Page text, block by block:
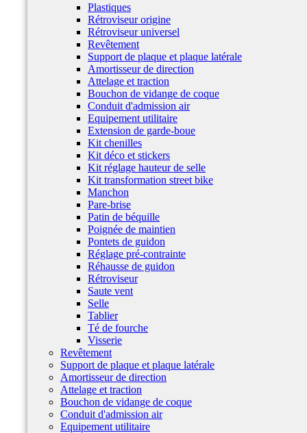
Plastiques
Rétroviseur origine
Rétroviseur universel
Revêtement
Support de plaque et plaque latérale
Amortisseur de direction
Attelage et traction
Bouchon de vidange de coque
Conduit d'admission air
Equipement utilitaire
Extension de garde-boue
Kit chenilles
Kit déco et stickers
Kit réglage hauteur de selle
Kit transformation street bike
Manchon
Pare-brise
Patin de béquille
Poignée de maintien
Pontets de guidon
Réglage pré-contrainte
Réhausse de guidon
Rétroviseur
Saute vent
Selle
Tablier
Té de fourche
Visserie
Revêtement
Support de plaque et plaque latérale
Amortisseur de direction
Attelage et traction
Bouchon de vidange de coque
Conduit d'admission air
Equipement utilitaire